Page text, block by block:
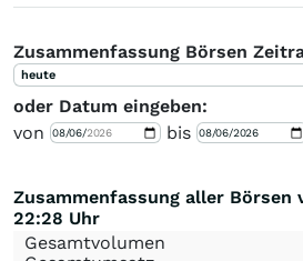
Zusammenfassung Börsen
heute
oder Datum eingeben:
von
bis
Zusammenfassung aller Börsen
22:28 Uhr
Gesamtvolumen